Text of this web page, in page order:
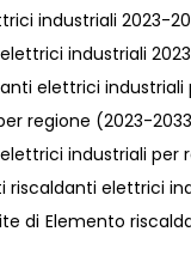
industriali 2023-
industriali
elettrici industriali
regione (2023-
industriali per
riscaldanti elettrici
di Elemento